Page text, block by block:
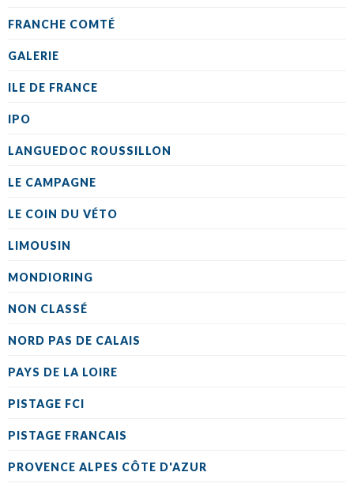
FRANCHE COMTÉ
GALERIE
ILE DE FRANCE
IPO
LANGUEDOC ROUSSILLON
LE CAMPAGNE
LE COIN DU VÉTO
LIMOUSIN
MONDIORING
NON CLASSÉ
NORD PAS DE CALAIS
PAYS DE LA LOIRE
PISTAGE FCI
PISTAGE FRANCAIS
PROVENCE ALPES CÔTE D'AZUR